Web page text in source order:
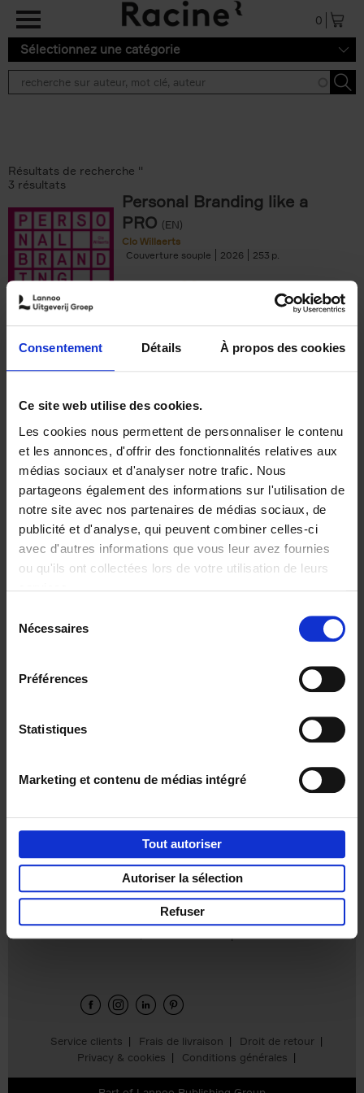
Consentement Détails À propos des cookies
Ce site web utilise des cookies.
Les cookies nous permettent de personnaliser le contenu
et les annonces, d'offrir des fonctionnalités relatives aux
médias sociaux et d'analyser notre trafic. Nous
partageons également des informations sur l'utilisation de
notre site avec nos partenaires de médias sociaux, de
publicité et d'analyse, qui peuvent combiner celles-ci
avec d'autres informations que vous leur avez fournies
ou qu'ils ont collectées lors de votre utilisation de leurs
Nécessaires
Préférences
Statistiques
Marketing et contenu de médias intégré
Tout autoriser
Autoriser la sélection
Refuser
Aller au contenu principal
0
Sélectionnez une catégorie
Résultats de recherche ''
3 résultats
Personal Branding like a
PRO (EN)
Clo Willaerts
Couverture souple
2026 253
€34,99
Digital marketing like a PRO -
completely revised edition
Clo Willaerts
Couverture souple
2022 226
€35,50
Content Marketing like a
Ajouter au panier
Service clients Frais de livraison
Droit de retour
Privacy & cookies
Conditions générales
Envie de bonnes idées de lecture, de